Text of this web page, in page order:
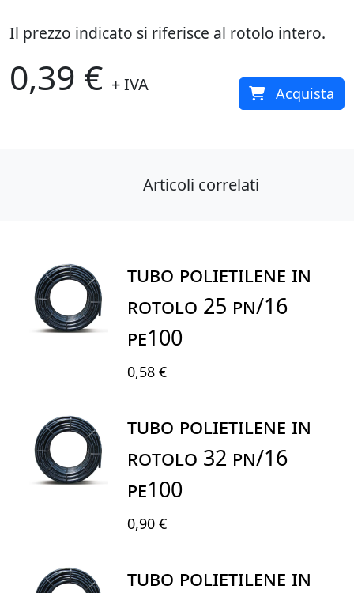
Il prezzo indicato si riferisce al rotolo intero.
0,39 € + IVA Acquista
Articoli correlati
TUBO POLIETILENE IN
ROTOLO 25 PN/16
PE100
0,58 €
TUBO POLIETILENE IN
ROTOLO 32 PN/16
PE100
0,90 €
TUBO POLIETILENE IN